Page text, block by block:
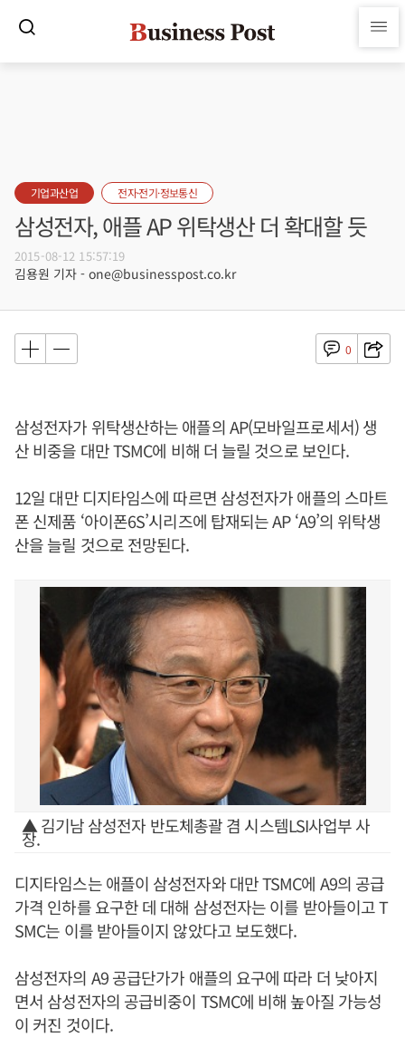
기업과산업 전자·전기·정보통신
삼성전자, 애플 AP 위탁생산 더 확대할 듯
2015-08-12 15:57:19
김용원 기자 - one@businesspost.co.kr
0
삼성전자가 위탁생산하는 애플의 AP(모바일프로세서) 생
산 비중을 대만 TSMC에 비해 더 늘릴 것으로 보인다.
12일 대만 디지타임스에 따르면 삼성전자가 애플의 스마트
폰 신제품 ‘아이폰6S’시리즈에 탑재되는 AP ‘A9’의 위탁생
산을 늘릴 것으로 전망된다.
▲ 김기남 삼성전자 반도체총괄 겸 시스템LSI사업부 사
장.
디지타임스는 애플이 삼성전자와 대만 TSMC에 A9의 공급
가격 인하를 요구한 데 대해 삼성전자는 이를 받아들이고 T
SMC는 이를 받아들이지 않았다고 보도했다.
삼성전자의 A9 공급단가가 애플의 요구에 따라 더 낮아지
면서 삼성전자의 공급비중이 TSMC에 비해 높아질 가능성
이 커진 것이다.